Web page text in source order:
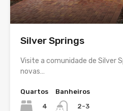
Silver Springs
Visite a comunidade de Silver
novas…
Quartos
4
Banheiros
2-3